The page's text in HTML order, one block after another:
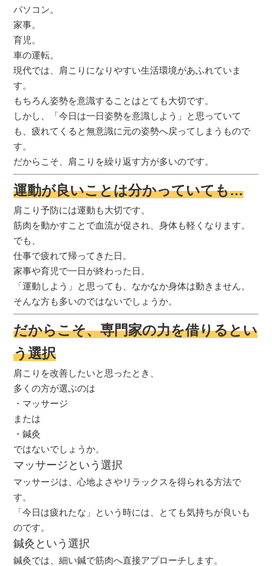
パソコン。
家事。
育児。
車の運転。
現代では、肩こりになりやすい生活環境があふれていま
す。
もちろん姿勢を意識することはとても大切です。
しかし、「今日は一日姿勢を意識しよう」と思っていて
も、疲れてくると無意識に元の姿勢へ戻ってしまうもので
す。
だからこそ、肩こりを繰り返す方が多いのです。
運動が良いことは分かっていても…
肩こり予防には運動も大切です。
筋肉を動かすことで血流が促され、身体も軽くなります。
でも、
仕事で疲れて帰ってきた日。
家事や育児で一日が終わった日。
「運動しよう」と思っても、なかなか身体は動きません。
そんな方も多いのではないでしょうか。
だからこそ、専門家の力を借りるとい
う選択
肩こりを改善したいと思ったとき、
多くの方が選ぶのは
・マッサージ
または
・鍼灸
ではないでしょうか。
マッサージという選択
マッサージは、心地よさやリラックスを得られる方法で
す。
「今日は疲れたな」という時には、とても気持ちが良いも
のです。
鍼灸という選択
鍼灸では、細い鍼で筋肉へ直接アプローチします。